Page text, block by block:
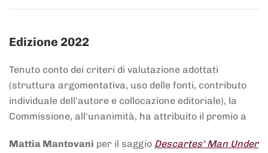
Edizione 2022
Tenuto conto dei criteri di valutazione adottati
(struttura argomentativa, uso delle fonti, contributo
individuale dell'autore e collocazione editoriale), la
Commissione, all'unanimità, ha attribuito il premio a
Mattia Mantovani per il saggio Descartes' Man Under